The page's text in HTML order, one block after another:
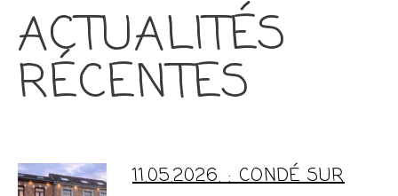
ACTUALITÉS
RÉCENTES
11.05.2026. : CONDÉ SUR